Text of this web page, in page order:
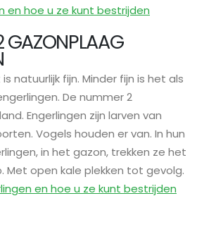
en hoe u ze kunt bestrijden
GAZONPLAAG
natuurlijk fijn. Minder fijn is het als
De nummer 2
Engerlingen zijn larven van
Vogels houden er van. In hun
in het gazon, trekken ze het
Met open kale plekken tot gevolg.
en hoe u ze kunt bestrijden